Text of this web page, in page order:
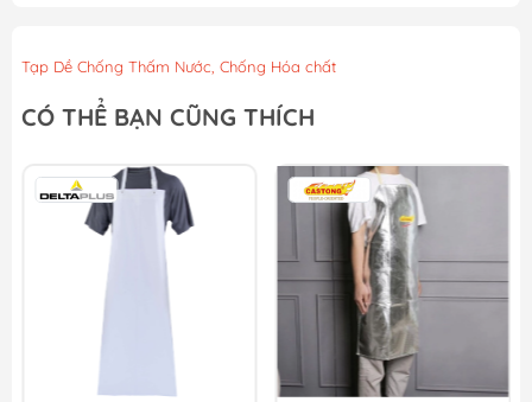
Tạp Dề Chống Thấm Nước, Chống Hóa chất
CÓ THỂ BẠN CŨNG THÍCH